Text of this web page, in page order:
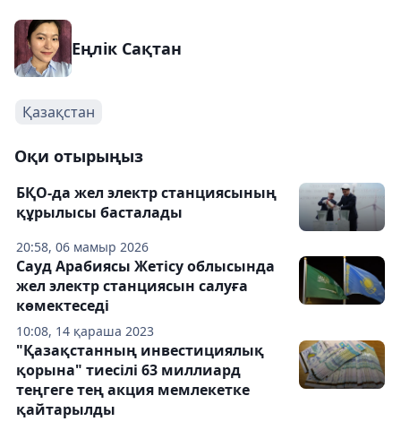
Еңлік Сақтан
Қазақстан
Оқи отырыңыз
20:58, 06 мамыр 2026
БҚО-да жел электр станциясының
құрылысы басталады
10:08, 14 қараша 2023
Сауд Арабиясы Жетісу облысында
жел электр станциясын салуға
көмектеседі
"Қазақстанның инвестициялық
қорына" тиесілі 63 миллиард
теңгеге тең акция мемлекетке
қайтарылды